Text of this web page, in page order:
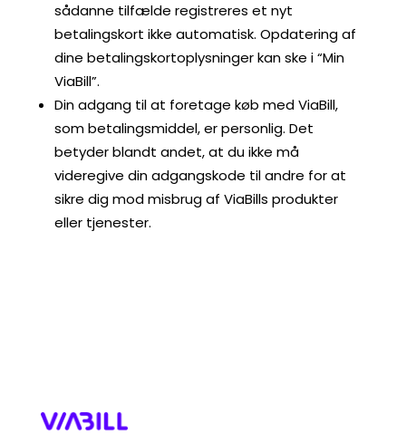
sådanne tilfælde registreres et nyt
betalingskort ikke automatisk. Opdatering af
dine betalingskortoplysninger kan ske i “Min
ViaBill”.
Din adgang til at foretage køb med ViaBill,
som betalingsmiddel, er personlig. Det
betyder blandt andet, at du ikke må
videregive din adgangskode til andre for at
sikre dig mod misbrug af ViaBills produkter
eller tjenester.